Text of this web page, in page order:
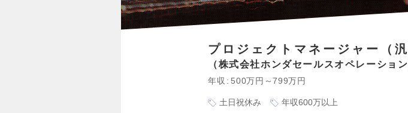
プロジェクトマネージャー（汎
株式会社ホンダセールスオペレーショ
年収 500万円～799万円
土日祝休み 年収600万以上